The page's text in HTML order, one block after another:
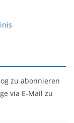
zu abonnieren
via E-Mail zu